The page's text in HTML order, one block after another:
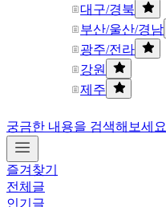
대구/경북
부산/울산/경남
광주/전라
강원
제주
궁금한 내용을 검색해보세요
즐겨찾기
전체글
인기글